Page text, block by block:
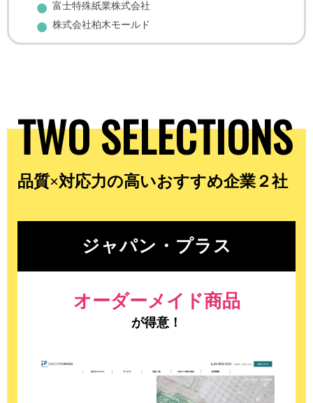
富士特殊紙業株式会社
株式会社柏木モールド
TWO SELECTIONS
品質×対応力の高いおすすめ企業２社
ジャパン・プラス
オーダーメイド商品
が得意！